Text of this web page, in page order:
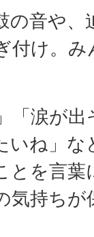
の音や、
付け。み
「涙が
いね」な
とを言葉
気持ち